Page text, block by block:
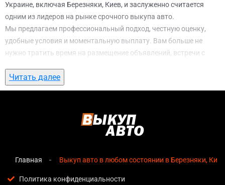
Украине, включая Березняки, Киев, и заслуженно считается
одним из лидеров на рынке срочного выкупа авто.
Мы предлагаем профессиональный подход, честную оценку,
удобные условия и моментальную выплату. Вам больше не
нужно тратить время на размещение объявлений, встречи с
ожидание. С нами вы можете
Березняки, Киеввсего за 1 день.
авто в любом состоянии в Березняки,
Мгновенная оценка— предварительная стоимость
озвучивается сразу после обращения, без скрытых
Читать далее
Главная Выкуп авто в любом состоянии в Березняки, Киев
Политика конфиденциальности